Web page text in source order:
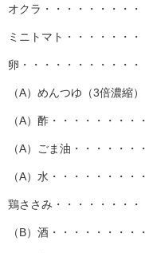
オクラ・・・・・・・・・
ミニトマト・・・・・・・
卵・・・・・・・・・・・
（A）めんつゆ（3倍濃縮
（A）酢・・・・・・・・
（A）ごま油・・・・・・
（A）水・・・・・・・・
鶏ささみ・・・・・・・・
（B）酒・・・・・・・・